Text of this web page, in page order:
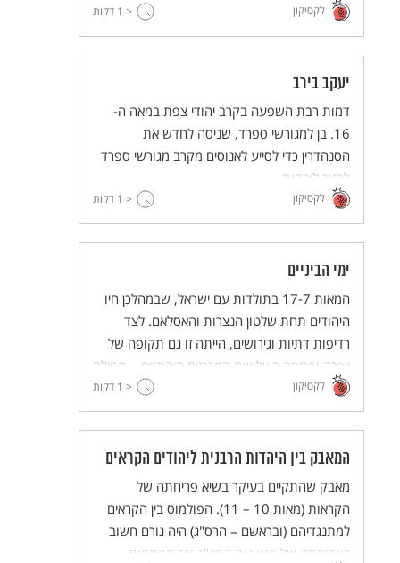
משיריו זכו להלחנה בימינו.
לקסיקון < 1 דקות
יעקב בירב
דמות רבת השפעה בקרב יהודי צפת במאה ה-
16. בן למגורשי ספרד, שניסה לחדש את
הסנהדרין כדי לסייע לאנוסים מקרב מגורשי ספרד
לחזור ליהדות.
לקסיקון < 1 דקות
ימי הביניים
המאות 17-7 בתולדות עם ישראל, שבמהלכן חיו
היהודים תחת שלטון הנצרות והאסלאם. לצד
רדיפות דתיות וגירושים, הייתה זו גם תקופה של
יצירה ופריחה בשלושת המרכזים היהודיים – תחילה
בבבל ואחר כך באשכנז ובספרד.
לקסיקון < 1 דקות
המאבק בין היהדות הרבנית ליהודים הקראים
מאבק שהתקיים בעיקר בשיא פריחתה של
הקראות (מאות 10 – 11). הפולמוס בין הקראים
למתנגדיהם (ובראשם – הרס"ג) היה גורם חשוב
בצמיחתה של פרשנות התנ"ך ובהתפתחות